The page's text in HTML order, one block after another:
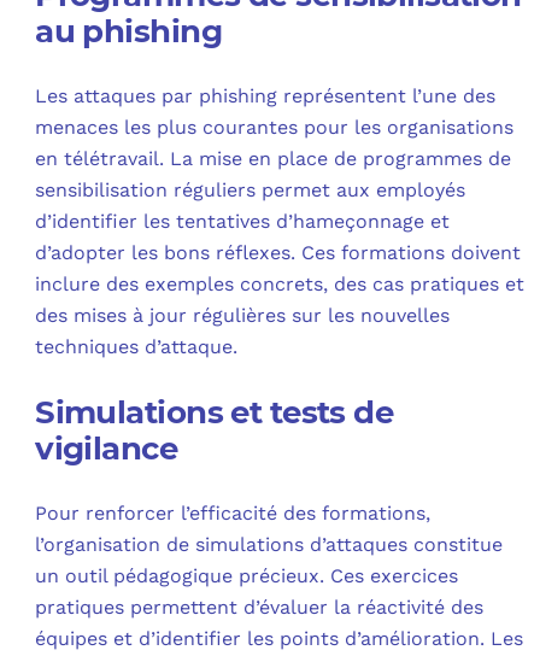
au phishing
Les attaques par phishing représentent l’une des
menaces les plus courantes pour les organisations
en télétravail. La mise en place de programmes de
sensibilisation réguliers permet aux employés
d’identifier les tentatives d’hameçonnage et
d’adopter les bons réflexes. Ces formations doivent
inclure des exemples concrets, des cas pratiques et
des mises à jour régulières sur les nouvelles
techniques d’attaque.
Simulations et tests de
vigilance
Pour renforcer l’efficacité des formations,
l’organisation de simulations d’attaques constitue
un outil pédagogique précieux. Ces exercices
pratiques permettent d’évaluer la réactivité des
équipes et d’identifier les points d’amélioration. Les